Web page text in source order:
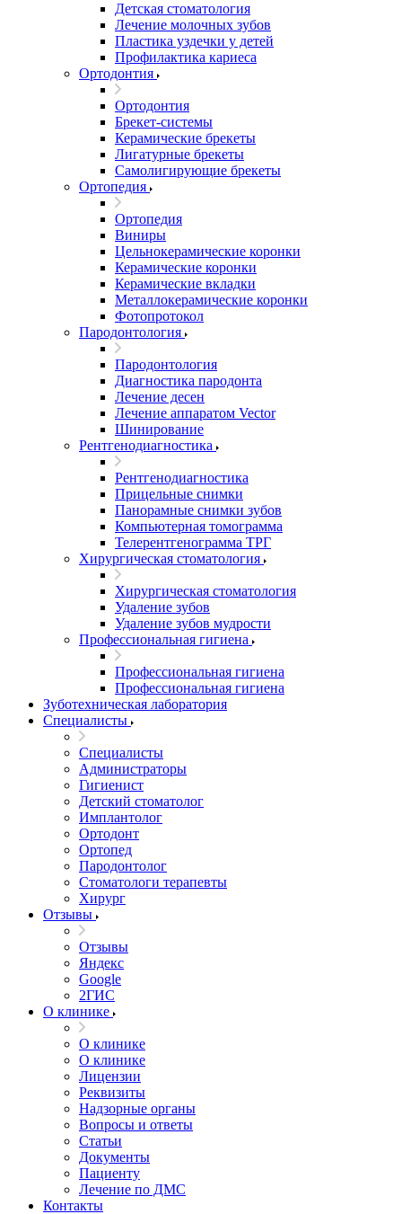
Детская стоматология
Лечение молочных зубов
Пластика уздечки у детей
Профилактика кариеса
Ортодонтия
Ортодонтия
Брекет-системы
Керамические брекеты
Лигатурные брекеты
Самолигирующие брекеты
Ортопедия
Ортопедия
Виниры
Цельнокерамические коронки
Керамические коронки
Керамические вкладки
Металлокерамические коронки
Фотопротокол
Пародонтология
Пародонтология
Диагностика пародонта
Лечение десен
Лечение аппаратом Vector
Шинирование
Рентгенодиагностика
Рентгенодиагностика
Прицельные снимки
Панорамные снимки зубов
Компьютерная томограмма
Телерентгенограмма ТРГ
Хирургическая стоматология
Хирургическая стоматология
Удаление зубов
Удаление зубов мудрости
Профессиональная гигиена
Профессиональная гигиена
Профессиональная гигиена
Зуботехническая лаборатория
Специалисты
Специалисты
Администраторы
Гигиенист
Детский стоматолог
Имплантолог
Ортодонт
Ортопед
Пародонтолог
Стоматологи терапевты
Хирург
Отзывы
Отзывы
Яндекс
Google
2ГИС
О клинике
О клинике
О клинике
Лицензии
Реквизиты
Надзорные органы
Вопросы и ответы
Статьи
Документы
Пациенту
Лечение по ДМС
Контакты